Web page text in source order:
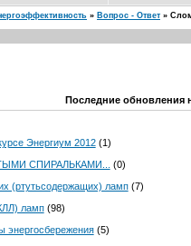
» Вопрос - Ответ »
Последние обновления
Энергиум 2012 (1)
СПИРАЛЬКАМИ...
(0)
(ртутьсодержащих) ламп (7)
ламп (98)
энергосбережения (5)